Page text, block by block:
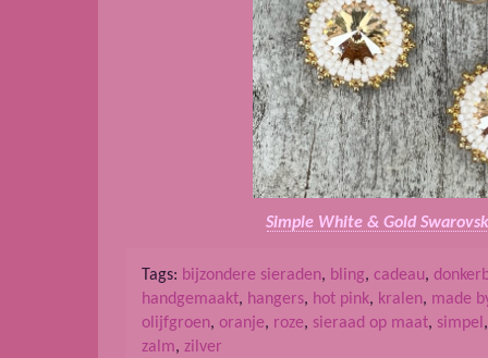
Simple White & Gold
Tags: bijzondere sieraden, bling, cadeau,
handgemaakt, hangers, hot pink, kralen, made
olijfgroen, oranje, roze, sieraad op maat, simpel
zalm, zilver